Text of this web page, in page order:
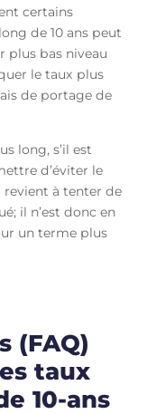
certains
de 10 ans peut
plus bas niveau
le taux plus
de portage de
long, s’il est
d’éviter le
revient à tenter de
il n’est donc en
un terme plus
(FAQ)
taux
10-ans